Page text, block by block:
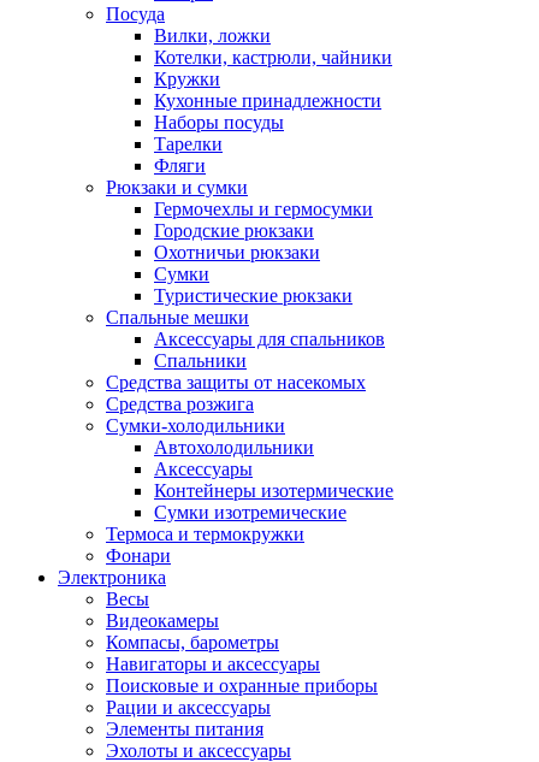
Посуда
Вилки, ложки
Котелки, кастрюли, чайники
Кружки
Кухонные принадлежности
Наборы посуды
Тарелки
Фляги
Рюкзаки и сумки
Гермочехлы и гермосумки
Городские рюкзаки
Охотничьи рюкзаки
Сумки
Туристические рюкзаки
Спальные мешки
Аксессуары для спальников
Спальники
Средства защиты от насекомых
Средства розжига
Сумки-холодильники
Автохолодильники
Аксессуары
Контейнеры изотермические
Сумки изотремические
Термоса и термокружки
Фонари
Электроника
Весы
Видеокамеры
Компасы, барометры
Навигаторы и аксессуары
Поисковые и охранные приборы
Рации и аксессуары
Элементы питания
Эхолоты и аксессуары